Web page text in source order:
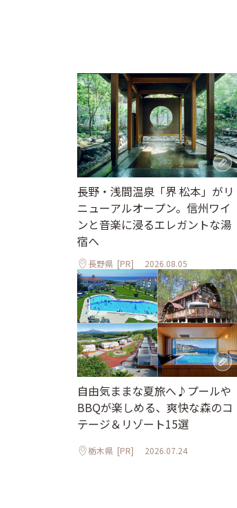
長野・浅間温泉「界 松本」がリ
ニューアルオープン。信州ワイ
ンと音楽に浸るエレガントな湯
宿へ
長野県 [PR] 2026.08.05
自由気ままな夏旅へ♪プールや
BBQが楽しめる、爽快な森のコ
テージ＆リゾート15選
栃木県 [PR] 2026.07.24